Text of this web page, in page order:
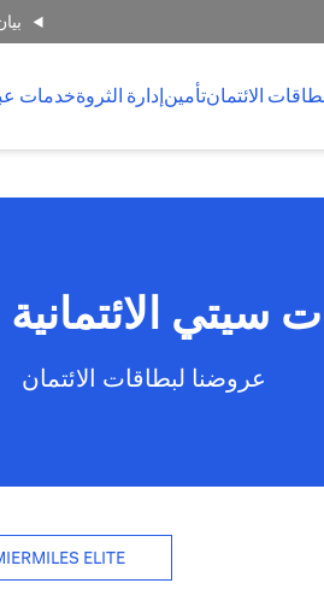
الائتمانتأمينإدارة الثروةخدمات
سيتي الائتمانية
عروضنا لبطاقات الائتمان
ELITE